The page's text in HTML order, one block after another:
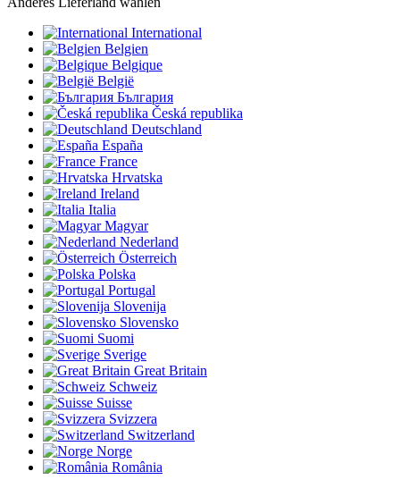
International
Belgien
Belgique
België
България
Česká republika
Deutschland
España
France
Hrvatska
Ireland
Italia
Magyar
Nederland
Österreich
Polska
Portugal
Slovenija
Slovensko
Suomi
Sverige
Great Britain
Schweiz
Suisse
Svizzera
Switzerland
Norge
România